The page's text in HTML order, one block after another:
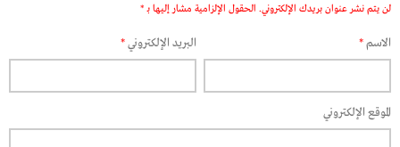
لن يتم نشر عنوان بريدك الإلكتروني. الحقول الإلزامية مشار إليها بـ *
الاسم* البريد الإلكتروني*
الموقع الإلكتروني